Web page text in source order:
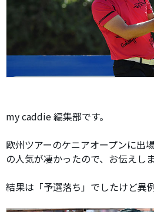
my caddie 編集部です。
欧州ツアーのケニアオープンに出
の人気が凄かったので、お伝えしま
結果は「予選落ち 」でしたけど異